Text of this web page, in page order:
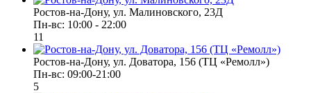
Ростов-на-Дону, ул. Малиновского, 23Д
Пн-вс: 10:00 - 22:00
11
Ростов-на-Дону, ул. Доватора, 156 (ТЦ «Ремолл»)
Пн-вс: 09:00-21:00
5